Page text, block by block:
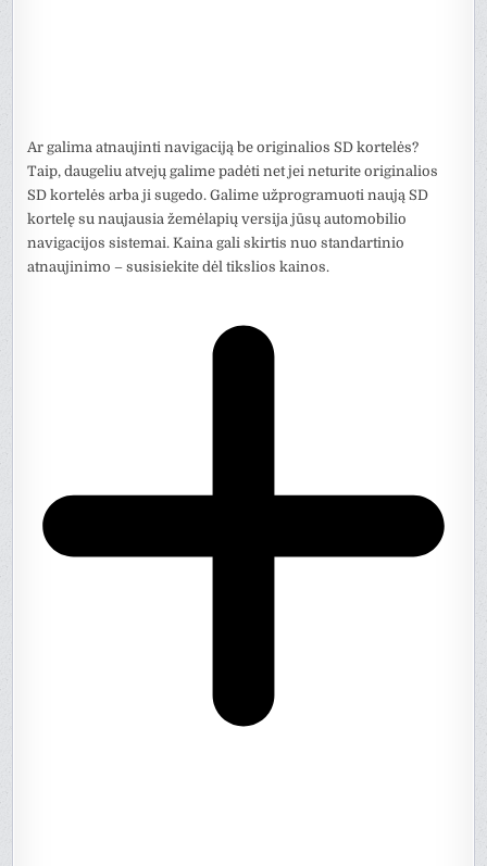
Ar galima atnaujinti navigaciją be originalios SD kortelės?
Taip, daugeliu atvejų galime padėti net jei neturite originalios
SD kortelės arba ji sugedo. Galime užprogramuoti naują SD
kortelę su naujausia žemėlapių versija jūsų automobilio
navigacijos sistemai. Kaina gali skirtis nuo standartinio
atnaujinimo – susisiekite dėl tikslios kainos.